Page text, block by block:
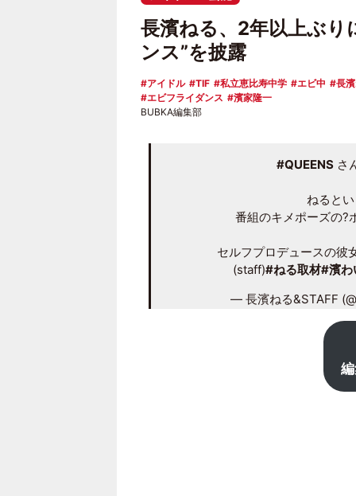
長濱ねる、2年以上ぶり
ンス”を披露
アイドル TIF 私立恵比寿中学 エビ中
長
エビフライダンス
濱家隆一
BUBKA編集部
#QUEENS さ
ねると
番組のキメポーズの?
セルフプロデュースの彼
(staff)#ねる取材#濱わ
— 長濱ねる&STAFF